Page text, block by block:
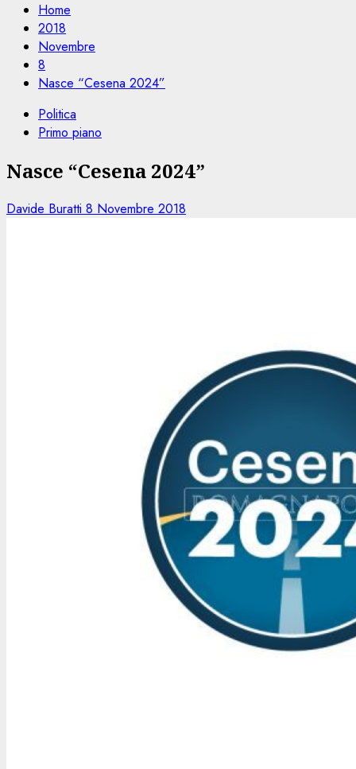
Home
2018
Novembre
8
Nasce “Cesena 2024”
Politica
Primo piano
Nasce “Cesena 2024”
Davide Buratti 8 Novembre 2018